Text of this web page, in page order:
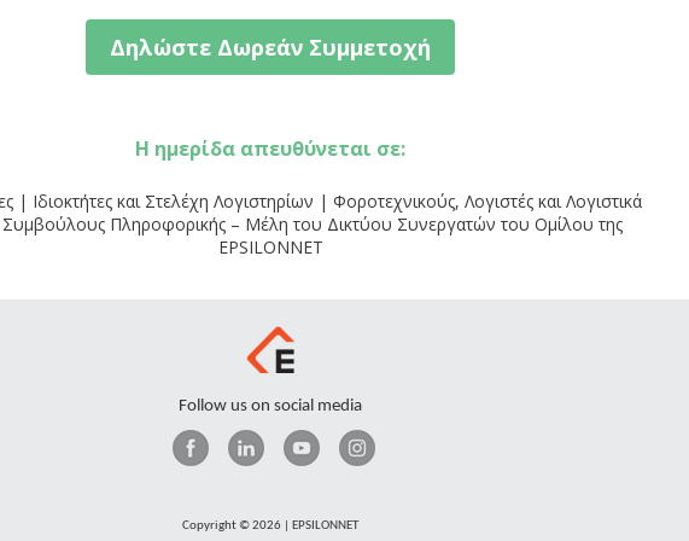
Δηλώστε Δωρεάν Συμμετοχή
Η ημερίδα απευθύνεται σε:
| Ιδιοκτήτες και Στελέχη Λογιστηρίων | Φοροτεχνικούς, Λογιστές και Λογιστικά
Πληροφορικής – Μέλη του Δικτύου Συνεργατών του Ομίλου της
ΕPSILONNET
Follow us on social media
Copyright © 2026 | EPSILONNET